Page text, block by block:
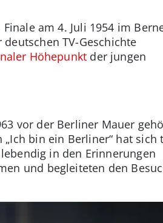
am 4. Juli 1954 im
TV-Geschichte
Höhepunkt der jungen
vor der Berliner Mauer
bin ein Berliner“ hat sich
in den Erinnerungen
und begleiteten den